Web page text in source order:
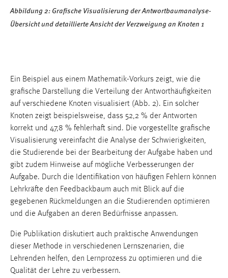
Abbildung 2: Grafische Visualisierung der Antwortbaumanalyse-
Übersicht und detaillierte Ansicht der Verzweigungan Knoten 1
Ein Beispiel aus einem Mathematik-Vorkurs zeigt, wie die
grafische Darstellung die Verteilung der Antworthäufigkeiten
auf verschiedene Knoten visualisiert (Abb. 2). Ein solcher
Knoten zeigt beispielsweise, dass 52,2 % der Antworten
korrekt und 47,8 % fehlerhaft sind. Die vorgestellte grafische
Visualisierung vereinfacht die Analyse der Schwierigkeiten,
die Studierende bei der Bearbeitung der Aufgabe haben und
gibt zudem Hinweise auf mögliche Verbesserungen der
Aufgabe. Durch die Identifikation von häufigen Fehlern können
Lehrkräfte den Feedbackbaum auch mit Blick auf die
gegebenen Rückmeldungen an die Studierenden optimieren
und die Aufgaben an deren Bedürfnisse anpassen.
Die Publikation diskutiert auch praktische Anwendungen
dieser Methode in verschiedenen Lernszenarien, die
Lehrenden helfen, den Lernprozess zu optimieren und die
Qualität der Lehre zu verbessern.